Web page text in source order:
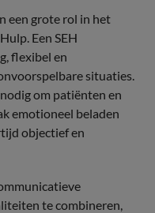
een grote rol in het
Een SEH
flexibel en
situaties.
om patiënten en
emotioneel beladen
objectief en
te combineren,